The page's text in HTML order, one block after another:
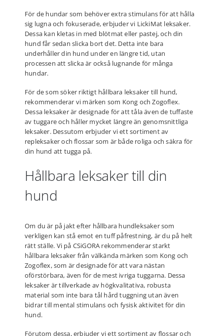
För de hundar som behöver extra stimulans för att hålla
sig lugna och fokuserade, erbjuder vi LickiMat leksaker.
Dessa kan kletas in med blötmat eller pastej, och din
hund får sedan slicka bort det. Detta inte bara
underhåller din hund under en längre tid, utan
processen att slicka är också lugnande för många
hundar.
För de som söker riktigt hållbara leksaker till hund,
rekommenderar vi märken som Kong och Zogoflex.
Dessa leksaker är designade för att tåla även de tuffaste
av tuggare och håller mycket längre än genomsnittliga
leksaker. Dessutom erbjuder vi ett sortiment av
repleksaker och flossar som är både roliga och säkra för
din hund att tugga på.
Hållbara leksaker till din
hund
Om du är på jakt efter hållbara hundleksaker som
verkligen kan stå emot en tuff påfrestning, är du på helt
rätt ställe. Vi på CSiGORA rekommenderar starkt
hållbara leksaker från välkända märken som Kong och
Zogoflex, som är designade för att vara nästan
oförstörbara, även för de mest ivriga tuggarna. Dessa
leksaker är tillverkade av högkvalitativa, robusta
material som inte bara tål hård tuggning utan även
bidrar till mental stimulans och fysisk aktivitet för din
hund.
Förutom dessa, erbjuder vi ett sortiment av flossar och